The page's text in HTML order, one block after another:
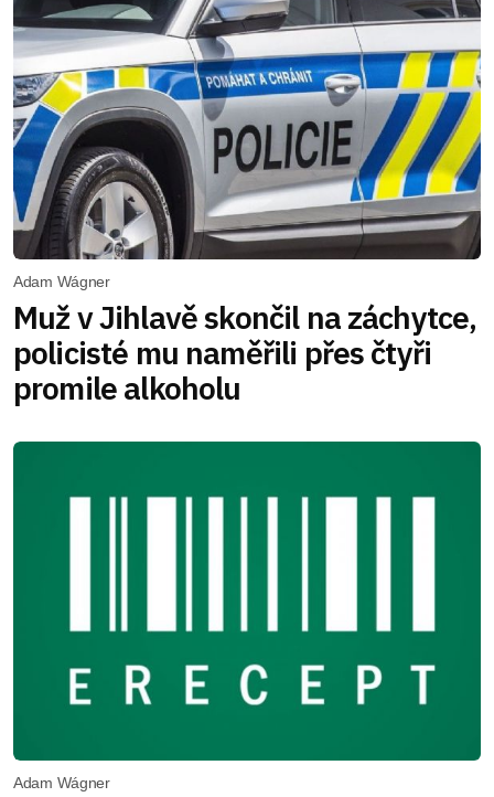
Adam Wágner
Muž v Jihlavě skončil na záchytce,
policisté mu naměřili přes čtyři
promile alkoholu
Adam Wágner